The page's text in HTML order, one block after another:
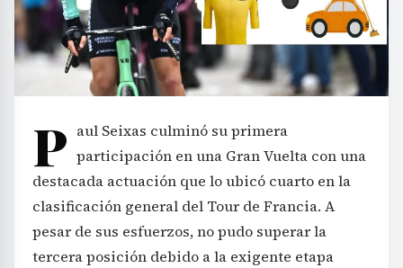
P aul Seixas culminó su primera
participación en una Gran Vuelta con una
destacada actuación que lo ubicó cuarto en la
clasificación general del Tour de Francia. A
pesar de sus esfuerzos, no pudo superar la
tercera posición debido a la exigente etapa